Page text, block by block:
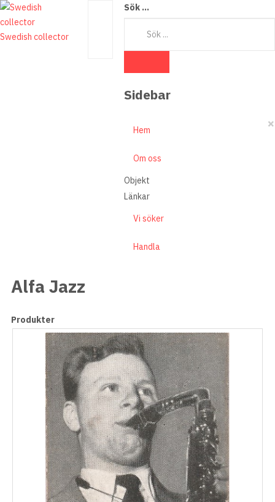
Swedish collector
Sök ...
Sidebar
×
Hem
Om oss
Objekt
Länkar
Vi söker
Handla
Alfa Jazz
Produkter